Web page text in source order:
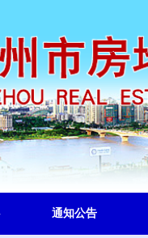
通知公告